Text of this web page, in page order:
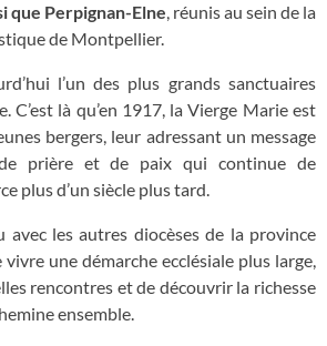
que Perpignan-Elne, réunis au sein de la
de Montpellier.
l’un des plus grands sanctuaires
C’est là qu’en 1917, la Vierge Marie est
bergers, leur adressant un message
prière et de paix qui continue de
plus d’un siècle plus tard.
avec les autres diocèses de la province
vivre une démarche ecclésiale plus large,
rencontres et de découvrir la richesse
ensemble.